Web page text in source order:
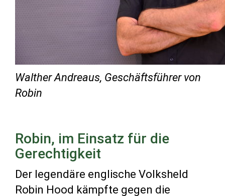
Walther Andreaus, Geschäftsführer von
Robin
Robin, im Einsatz für die
Gerechtigkeit
Der legendäre englische Volksheld
Robin Hood kämpfte gegen die